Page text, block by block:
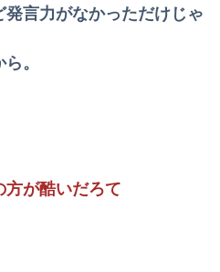
【日本横断】大型の台風15号(チャンホン)…お盆休みの天気に影響するおそれ
言力がなかっただけじゃ
ら。
方が酷いだろて